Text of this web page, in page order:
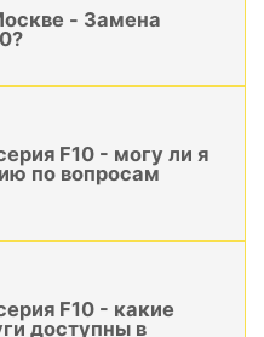
- Замена
F10 - могу ли я
по вопросам
F10 - какие
доступны в